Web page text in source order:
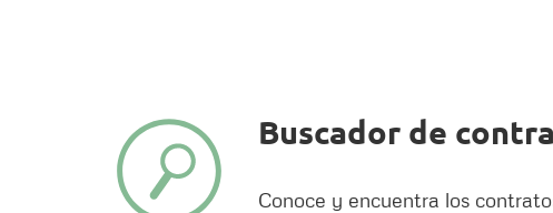
Buscador de
Conoce y encuentra los